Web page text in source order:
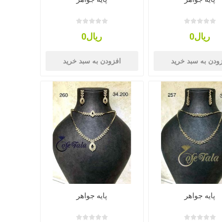
ریال0
به سبد خرید
ریال0
افزودن به سبد خرید
پایه جواهر پایه جواهر